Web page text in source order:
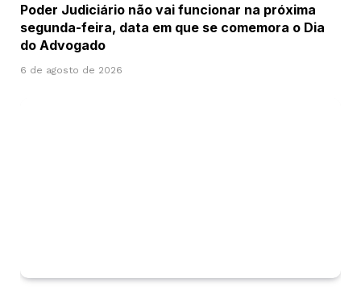
Poder Judiciário não vai funcionar na próxima
segunda-feira, data em que se comemora o Dia
do Advogado
6 de agosto de 2026